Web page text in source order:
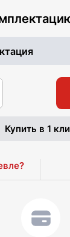
Купить в 1